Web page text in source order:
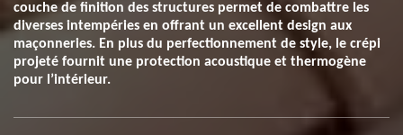
couche de finition des structures permet de combattre les
diverses intempéries en offrant un excellent design aux
maçonneries. En plus du perfectionnement de style, le crépi
projeté fournit une protection acoustique et thermogène
pour l’intérieur.